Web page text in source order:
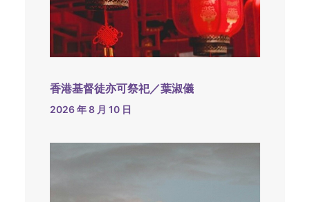
香港基督徒亦可祭祀／葉淑儀
2026 年 8 月 10 日